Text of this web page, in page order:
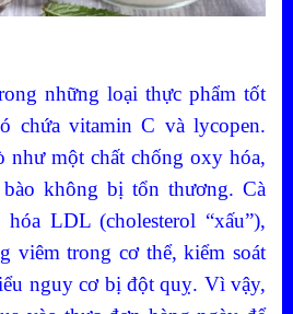
những loại thực phẩm tốt
chứa vitamin C và lycopen.
như một chất chống oxy hóa,
không bị tổn thương. Cà
LDL (cholesterol “xấu”),
viêm trong cơ thể, kiểm soát
nguy cơ bị đột quỵ. Vì vậy,